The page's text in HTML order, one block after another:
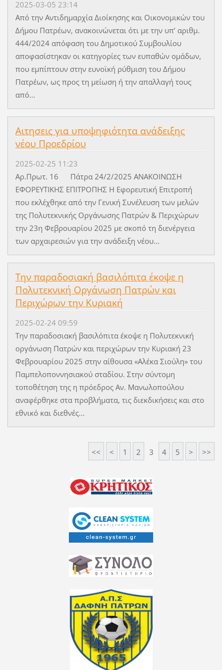
2025-03-05 23:14
Από την Αντιδημαρχία Διοίκησης και Οικονομικών του
Δήμου Πατρέων, ανακοινώνεται ότι με την υπ’ αριθμ.
444/2024 απόφαση του Δημοτικού Συμβουλίου
αποφασίστηκαν οι κατηγορίες των ευπαθών ομάδων,
που εμπίπτουν στην ευνοϊκή ρύθμιση του Δήμου
Πατρέων, ως προς τη μείωση ή την απαλλαγή τους
από...
Αιτησεις για υποψηφιότητα ανάδειξης
νέου Προεδρίου
2025-02-25 11:23
Αρ.Πρωτ. 16 Πάτρα 24/2/2025 ΑΝΑΚΟΙΝΩΣΗ
ΕΦΟΡΕΥΤΙΚΗΣ ΕΠΙΤΡΟΠΗΣ Η Εφορευτική Επιτροπή
που εκλέχθηκε από την Γενική Συνέλευση των μελών
της Πολυτεκνικής Οργάνωσης Πατρών & Περιχώρων
την 23η Φεβρουαρίου 2025 με σκοπό τη διενέργεια
των αρχαιρεσιών για την ανάδειξη νέου...
Την παραδοσιακή βασιλόπιτα έκοψε η
Πολυτεκνική Οργάνωση Πατρών και
Περιχώρων την Κυριακή
2025-02-24 09:59
Την παραδοσιακή βασιλόπιτα έκοψε η Πολυτεκνική
οργάνωση Πατρών και περιχώρων την Κυριακή 23
Φεβρουαρίου 2025 στην αίθουσα «Αλέκα Σιούλη» του
Παμπελοποννησιακού σταδίου. Στην σύντομη
τοποθέτηση της η πρόεδρος Αν. Μανωλοπούλου
αναφέρθηκε στα προβλήματα, τις διεκδικήσεις και στο
εθνικό και διεθνές...
<< < 1 2 3 4 5 > >>